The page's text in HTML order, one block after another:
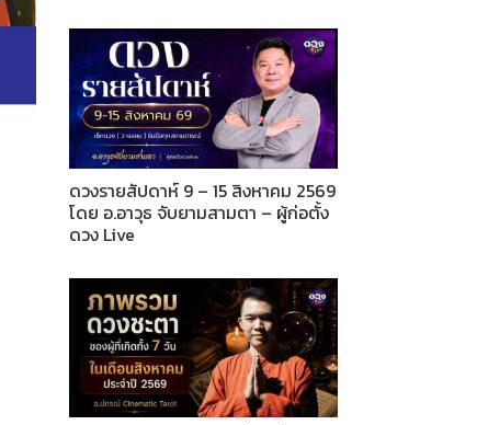
ดวงรายสัปดาห์ 9 – 15 สิงหาคม 2569
โดย อ.อาวุธ จับยามสามตา – ผู้ก่อตั้ง
ดวง Live